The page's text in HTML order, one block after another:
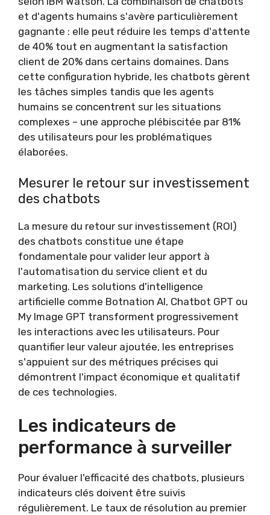
et d'agents humains s'avère particulièrement
gagnante : elle peut réduire les temps d'attente
de 40% tout en augmentant la satisfaction
client de 20% dans certains domaines. Dans
cette configuration hybride, les chatbots gèrent
les tâches simples tandis que les agents
humains se concentrent sur les situations
complexes – une approche plébiscitée par 81%
des utilisateurs pour les problématiques
élaborées.
Mesurer le retour sur investissement
des chatbots
La mesure du retour sur investissement (ROI)
des chatbots constitue une étape
fondamentale pour valider leur apport à
l'automatisation du service client et du
marketing. Les solutions d'intelligence
artificielle comme Botnation AI, Chatbot GPT ou
My Image GPT transforment progressivement
les interactions avec les utilisateurs. Pour
quantifier leur valeur ajoutée, les entreprises
s'appuient sur des métriques précises qui
démontrent l'impact économique et qualitatif
de ces technologies.
Les indicateurs de
performance à surveiller
Pour évaluer l'efficacité des chatbots, plusieurs
indicateurs clés doivent être suivis
régulièrement. Le taux de résolution au premier